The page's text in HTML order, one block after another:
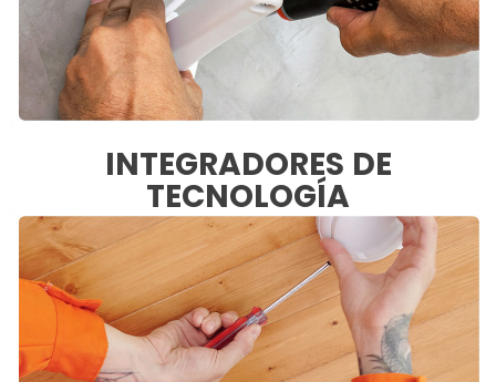
INTEGRADORES DE
TECNOLOGÍA